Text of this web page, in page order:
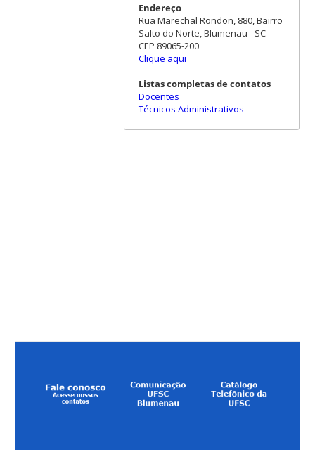
Endereço
Rua Marechal Rondon, 880, Bairro
Salto do Norte, Blumenau - SC
CEP 89065-200
Clique aqui
Listas completas de contatos
Docentes
Técnicos Administrativos